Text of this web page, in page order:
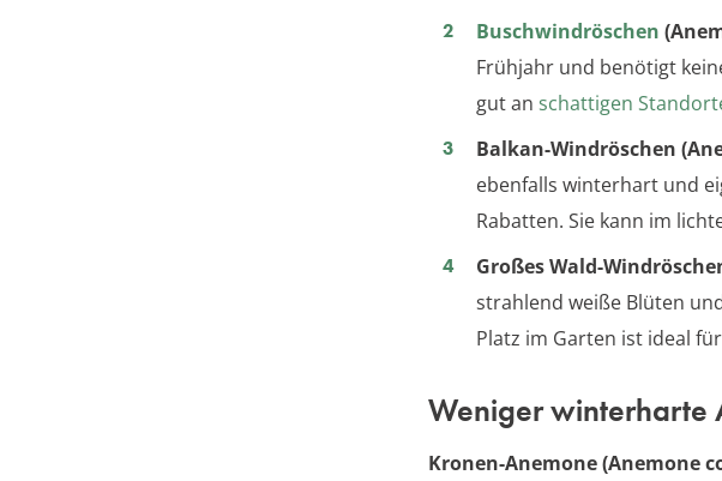
Buschwindröschen
Frühjahr und benötigt
gut an schattigen
Balkan-Windröschen
ebenfalls winterhart und
Rabatten. Sie kann im
Großes Wald-
strahlend weiße Blüten
Platz im Garten ist ideal
Weniger winterharte
Kronen-Anemone (Anemone